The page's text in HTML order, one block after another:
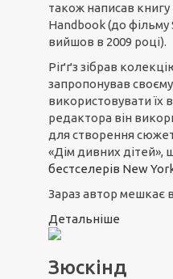
також написав
Handbook (до
вийшов в 2009 році).
Ріґґз зібрав
запропонував
використовувати їх
редактора він
для створення
«Дім дивних дітей»,
бестселерів New
Зараз автор мешкає
Детальніше
Зюскінд